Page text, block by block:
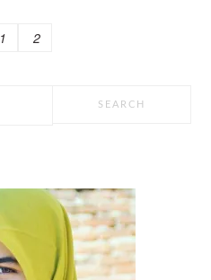
PAGE
1 PAGE
2